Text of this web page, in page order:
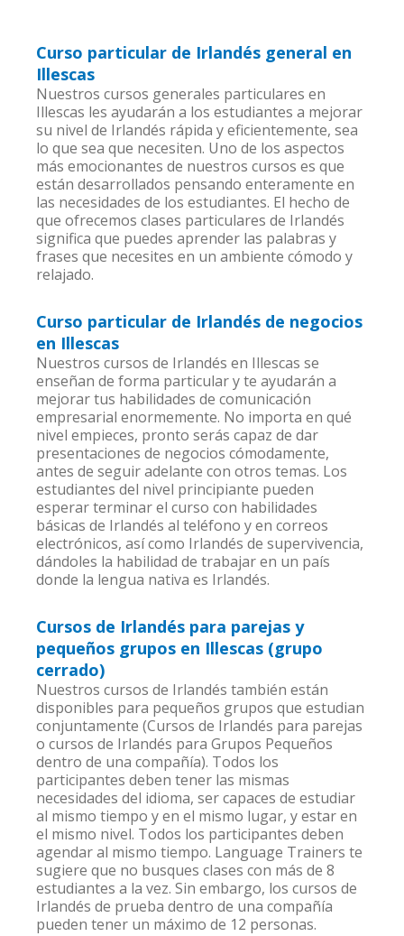
Curso particular de Irlandés general en
Illescas
Nuestros cursos generales particulares en
Illescas les ayudarán a los estudiantes a mejorar
su nivel de Irlandés rápida y eficientemente, sea
lo que sea que necesiten. Uno de los aspectos
más emocionantes de nuestros cursos es que
están desarrollados pensando enteramente en
las necesidades de los estudiantes. El hecho de
que ofrecemos clases particulares de Irlandés
significa que puedes aprender las palabras y
frases que necesites en un ambiente cómodo y
relajado.
Curso particular de Irlandés de negocios
en Illescas
Nuestros cursos de Irlandés en Illescas se
enseñan de forma particular y te ayudarán a
mejorar tus habilidades de comunicación
empresarial enormemente. No importa en qué
nivel empieces, pronto serás capaz de dar
presentaciones de negocios cómodamente,
antes de seguir adelante con otros temas. Los
estudiantes del nivel principiante pueden
esperar terminar el curso con habilidades
básicas de Irlandés al teléfono y en correos
electrónicos, así como Irlandés de supervivencia,
dándoles la habilidad de trabajar en un país
donde la lengua nativa es Irlandés.
Cursos de Irlandés para parejas y
pequeños grupos en Illescas (grupo
cerrado)
Nuestros cursos de Irlandés también están
disponibles para pequeños grupos que estudian
conjuntamente (Cursos de Irlandés para parejas
o cursos de Irlandés para Grupos Pequeños
dentro de una compañía). Todos los
participantes deben tener las mismas
necesidades del idioma, ser capaces de estudiar
al mismo tiempo y en el mismo lugar, y estar en
el mismo nivel. Todos los participantes deben
agendar al mismo tiempo. Language Trainers te
sugiere que no busques clases con más de 8
estudiantes a la vez. Sin embargo, los cursos de
Irlandés de prueba dentro de una compañía
pueden tener un máximo de 12 personas.